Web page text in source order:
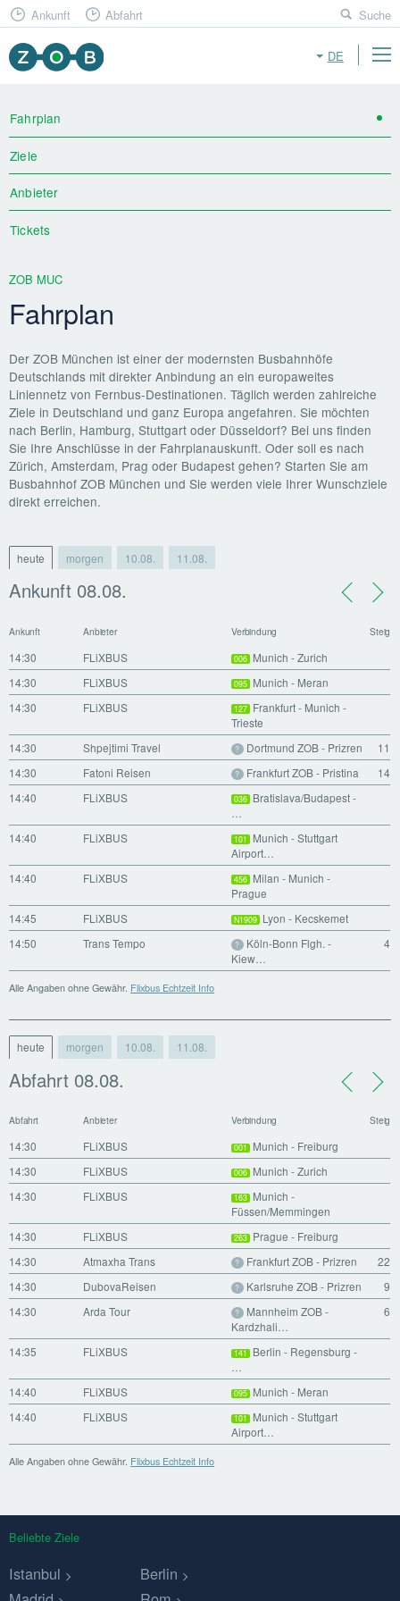
DE
Ankunft Abfahrt Suche
Fahrplan
Ziele
Anbieter
Tickets
ZOB MUC
Fahrplan
Der ZOB München ist einer der modernsten Busbahnhöfe
Deutschlands mit direkter Anbindung an ein europaweites
Liniennetz von Fernbus-Destinationen. Täglich werden zahlreiche
Ziele in Deutschland und ganz Europa angefahren. Sie möchten
nach Berlin, Hamburg, Stuttgart oder Düsseldorf? Bei uns finden
Sie Ihre Anschlüsse in der Fahrplanauskunft. Oder soll es nach
Zürich, Amsterdam, Prag oder Budapest gehen? Starten Sie am
Busbahnhof ZOB München und Sie werden viele Ihrer Wunschziele
direkt erreichen.
heute morgen 10.08. 11.08.
Ankunft 08.08.
Ankunft Anbieter Verbindung Steig
14:30 FLiXBUS 006 Munich - Zurich
14:30
FLiXBUS 095 Munich - Meran
14:30
FLiXBUS 127 Frankfurt - Munich -
Trieste
14:30
Shpejtimi Travel ? Dortmund ZOB - Prizren
11
14:30
Fatoni Reisen ? Frankfurt ZOB - Pristina
14
14:40
FLiXBUS 036 Bratislava/Budapest -
…
14:40
FLiXBUS 101 Munich - Stuttgart
Airport…
14:40
FLiXBUS 456 Milan - Munich -
Prague
14:45
FLiXBUS N1909 Lyon - Kecskemet
14:50
Trans Tempo ? Köln-Bonn Flgh. -
Kiew…
4
Alle Angaben ohne Gewähr. Flixbus Echtzeit Info
heute morgen 10.08. 11.08.
Abfahrt 08.08.
Abfahrt Anbieter Verbindung Steig
14:30 FLiXBUS 001 Munich - Freiburg
14:30
FLiXBUS 006 Munich - Zurich
14:30
FLiXBUS 163 Munich -
Füssen/Memmingen
14:30
FLiXBUS 263 Prague - Freiburg
14:30
Atmaxha Trans ? Frankfurt ZOB - Prizren
22
14:30
DubovaReisen ? Karlsruhe ZOB - Prizren
9
14:30
Arda Tour ? Mannheim ZOB -
Kardzhali…
6
14:35 FLiXBUS 141 Berlin - Regensburg -
…
14:40
FLiXBUS 095 Munich - Meran
14:40
FLiXBUS 101 Munich - Stuttgart
Airport…
Alle Angaben ohne Gewähr. Flixbus Echtzeit Info
Beliebte Ziele
Istanbul
Berlin